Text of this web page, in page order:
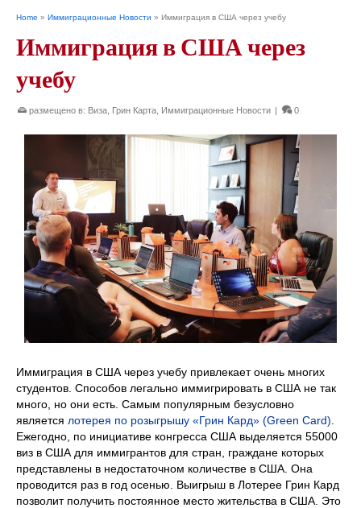
Home » Иммиграционные Новости » Иммиграция в США через учебу
Иммиграция в США через
учебу
размещено в: Виза Грин Карта Иммиграционные Новости | 0
Иммиграция в США через учебу привлекает очень многих
студентов. Способов легально иммигрировать в США не так
много, но они есть. Самым популярным безусловно
является лотерея по розыгрышу «Грин Кард» (Green Card)
Ежегодно, по инициативе конгресса США выделяется 55000
виз в США для иммигрантов для стран, граждане которых
представлены в недостаточном количестве в США. Она
проводится раз в год осенью. Выигрыш в Лотерее Грин Кард
позволит получить постоянное место жительства в США. Это